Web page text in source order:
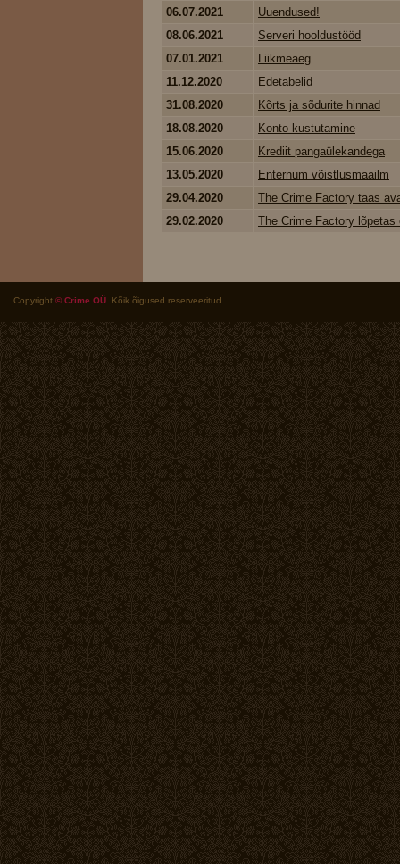
06.07.2021
Uuendused!
08.06.2021
Serveri hooldustööd
07.01.2021
Liikmeaeg
11.12.2020
Edetabelid
31.08.2020
Kõrts ja sõdurite hinnad
18.08.2020
Konto kustutamine
15.06.2020
Krediit pangaülekandega
13.05.2020
Enternum võistlusmaailm
29.04.2020
The Crime Factory taas
29.02.2020
The Crime Factory
Copyright © Crime OÜ . Kõik õigused reserveeritud.